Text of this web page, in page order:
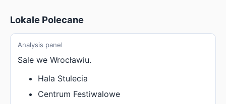
Lokale Polecane
Analysis panel
Sale we Wrocławiu.
Hala Stulecia
Centrum Festiwalowe